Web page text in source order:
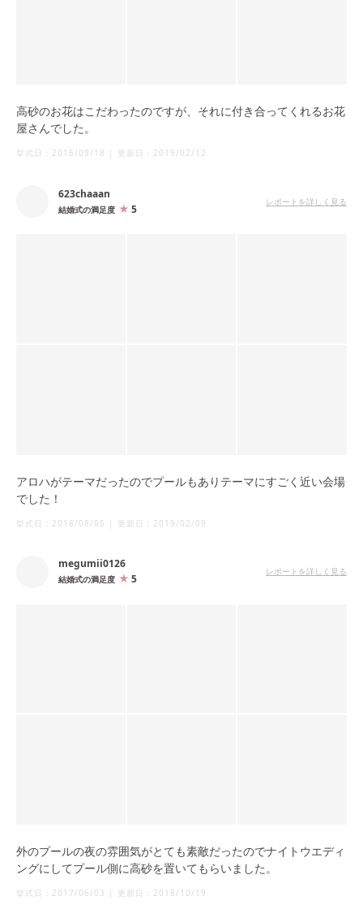
高砂のお花はこだわったのですが、それに付き合ってくれるお花
屋さんでした。
挙式日： 2016/09/18 | 更新日： 2019/02/12
623chaaan
結婚式の満足度 5
レポートを詳しく見る
アロハがテーマだったのでプールもありテーマにすごく近い会場
でした！
挙式日： 2018/08/05 | 更新日： 2019/02/09
megumii0126
結婚式の満足度 5
レポートを詳しく見る
外のプールの夜の雰囲気がとても素敵だったのでナイトウエディ
ングにしてプール側に高砂を置いてもらいました。
挙式日： 2017/06/03 | 更新日： 2018/10/19